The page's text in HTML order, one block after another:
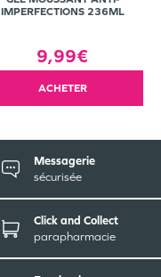
IMPERFECTIONS 236ML
9,99€
ACHETER
Messagerie
sécurisée
Click and Collect
parapharmacie